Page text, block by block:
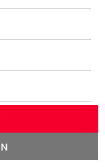
ausgewählter
Produkten.
Nur für